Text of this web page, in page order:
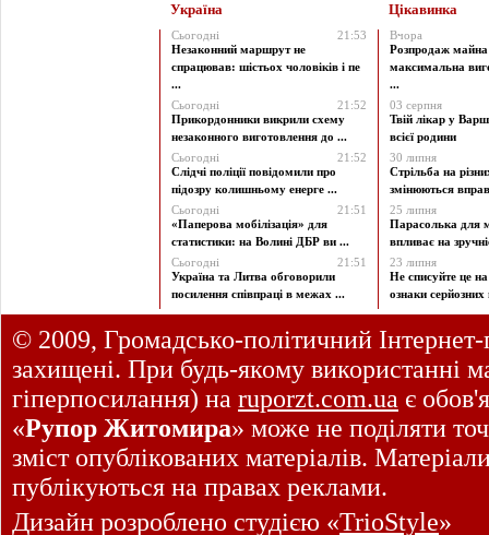
Україна Цікавинка
Сьогодні
21:53
Незаконний маршрут не
спрацював: шістьох чоловіків і пе
...
Сьогодні
21:52
Прикордонники викрили схему
незаконного виготовлення до ...
Сьогодні
21:52
Слідчі поліції повідомили про
підозру колишньому енерге ...
Сьогодні
21:51
«Паперова мобілізація» для
статистики: на Волині ДБР ви ...
Сьогодні
21:51
Україна та Литва обговорили
посилення співпраці в межах ...
Вчора
Розпродаж майна
максимальна
...
03 серпня
Твій лікар у
всієї родини
30 липня
Стрільба на
змінюються
25 липня
Парасолька для
впливає на
23 липня
Не списуйте це
ознаки
© 2009, Громадсько-політичний
захищені. При будь-якому використанні
гіперпосилання) на ruporzt.com.ua є
«Рупор Житомира» може не поділяти
зміст опублікованих матеріалів.
публікуються на правах реклами.
Дизайн розроблено студією «TrioStyle»